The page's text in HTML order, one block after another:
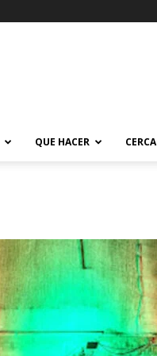
QUE HACER CERCA